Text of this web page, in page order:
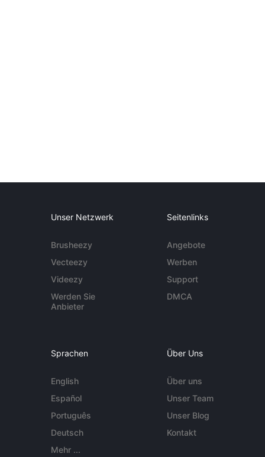
Unser Netzwerk
Brusheezy
Vecteezy
Videezy
Werden Sie
Anbieter
Seitenlinks
Angebote
Werben
Support
DMCA
Sprachen
English
Español
Português
Deutsch
Mehr ...
Über Uns
Über uns
Unser Team
Unser Blog
Kontakt